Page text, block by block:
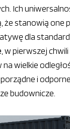
Ich
że stanowią one
dla
, w pierwszej
wielkie
i
budownicze.